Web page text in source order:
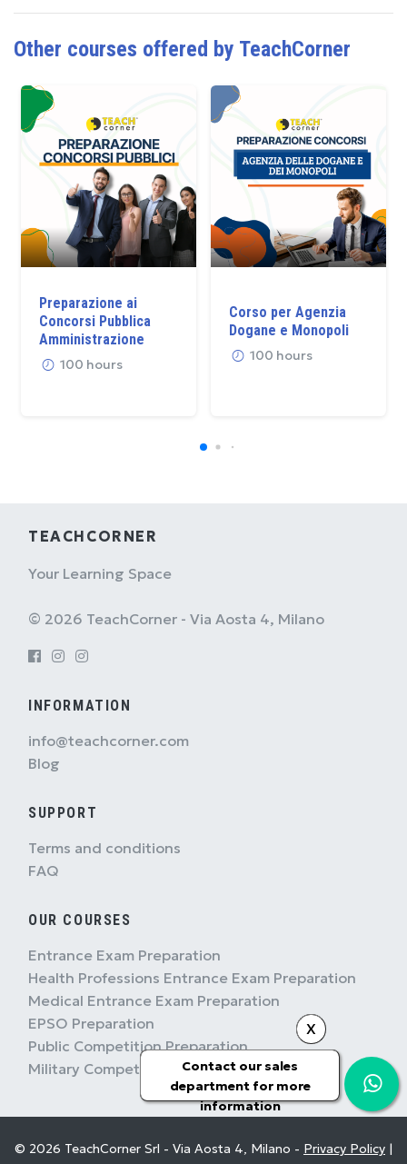
Other courses offered by TeachCorner
Preparazione ai
Concorsi Pubblica
Amministrazione
100 hours
Corso per Agenzia
Dogane e Monopoli
100 hours
X
Contact our sales
department for more
information
TEACHCORNER
Your Learning Space
© 2026 TeachCorner - Via Aosta 4, Milano
INFORMATION
info@teachcorner.com
Blog
SUPPORT
Terms and conditions
FAQ
OUR COURSES
Entrance Exam Preparation
Health Professions Entrance Exam Preparation
Medical Entrance Exam Preparation
EPSO Preparation
Public Competition Preparation
Military Competition Preparation
© 2026 TeachCorner Srl - Via Aosta 4, Milano - Privacy Policy |